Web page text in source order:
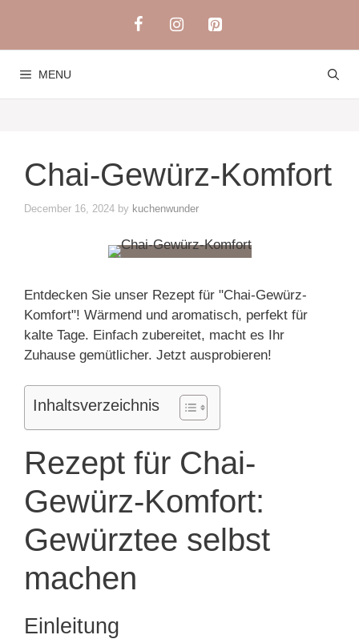
content
MENU
Chai-Gewürz-Komfort
December 16, 2024 by kuchenwunder
Entdecken Sie unser Rezept für "Chai-Gewürz-
Komfort"! Wärmend und aromatisch, perfekt für
kalte Tage. Einfach zubereitet, macht es Ihr
Zuhause gemütlicher. Jetzt ausprobieren!
Inhaltsverzeichnis
Rezept für Chai-
Gewürz-Komfort:
Gewürztee selbst
machen
Einleitung